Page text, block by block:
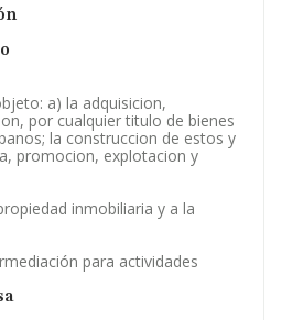
a) la adquisicion,
por cualquier titulo de bienes
la construccion de estos y
promocion, explotacion y
inmobiliaria y a la
para actividades